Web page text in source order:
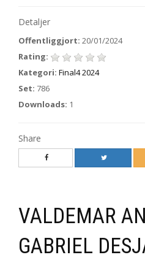
Detaljer
Offentliggjort: 20/01/2024
Rating:
Kategori: Final4 2024
Set: 786
Downloads: 1
Share
VALDEMAR
GABRIEL